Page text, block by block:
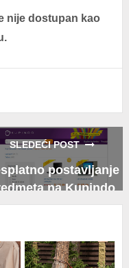
nije dostupan kao
SLEDEĆI POST
postavljanje
na Kupindo
[VIDEO]